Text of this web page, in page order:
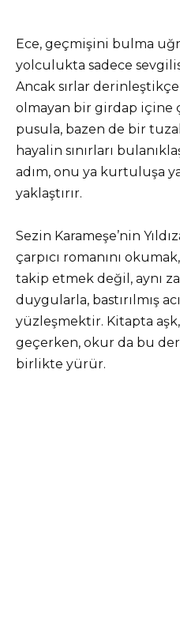
Ece, geçmişini bulma
yolculukta sadece
Ancak sırlar
olmayan bir girdap içine
pusula, bazen de bir
hayalin sınırları
adım, onu ya kurtuluşa
yaklaştırır.
Sezin Karameşe’nin
çarpıcı romanını
takip etmek değil, aynı
duygularla, bastırılmış
yüzleşmektir. Kitapta aşk,
geçerken, okur da bu
birlikte yürür.